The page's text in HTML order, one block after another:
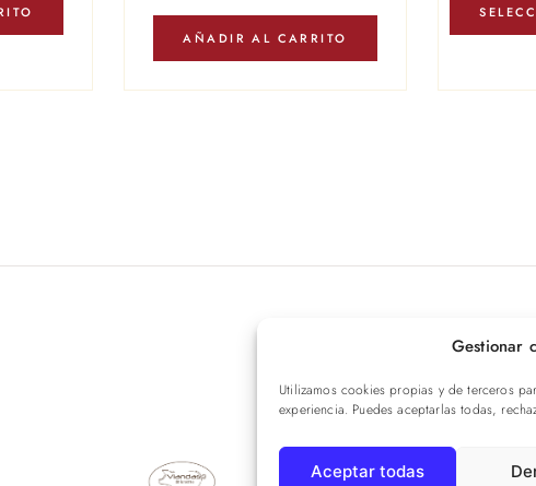
Gestionar
Utilizamos cookies propias y de terceros
experiencia. Puedes aceptarlas todas,
Aceptar todas
AÑADIR AL CARRITO
suscríbete a nuestras